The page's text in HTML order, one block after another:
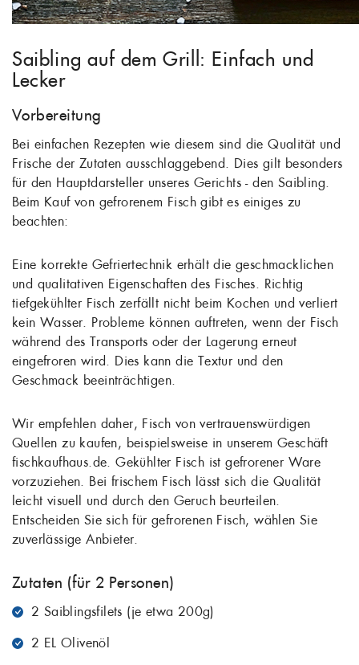
Saibling auf dem Grill: Einfach und
Lecker
Vorbereitung
Bei einfachen Rezepten wie diesem sind die Qualität und
Frische der Zutaten ausschlaggebend. Dies gilt besonders
für den Hauptdarsteller unseres Gerichts - den Saibling.
Beim Kauf von gefrorenem Fisch gibt es einiges zu
beachten:
Eine korrekte Gefriertechnik erhält die geschmacklichen
und qualitativen Eigenschaften des Fisches. Richtig
tiefgekühlter Fisch zerfällt nicht beim Kochen und verliert
kein Wasser. Probleme können auftreten, wenn der Fisch
während des Transports oder der Lagerung erneut
eingefroren wird. Dies kann die Textur und den
Geschmack beeinträchtigen.
Wir empfehlen daher, Fisch von vertrauenswürdigen
Quellen zu kaufen, beispielsweise in unserem Geschäft
fischkaufhaus.de. Gekühlter Fisch ist gefrorener Ware
vorzuziehen. Bei frischem Fisch lässt sich die Qualität
leicht visuell und durch den Geruch beurteilen.
Entscheiden Sie sich für gefrorenen Fisch, wählen Sie
zuverlässige Anbieter.
Zutaten (für 2 Personen)
2 Saiblingsfilets (je etwa 200g)
2 EL Olivenöl